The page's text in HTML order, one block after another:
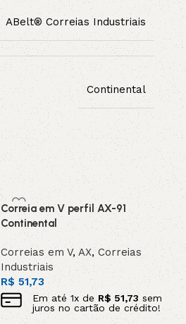
ABelt® Correias Industriais
Continental
Correia em V perfil AX-91
Continental
Correias em V,AX,Correias
Industriais
R$ 51,73
Em até1x deR$ 51,73sem
juros no cartão de crédito!